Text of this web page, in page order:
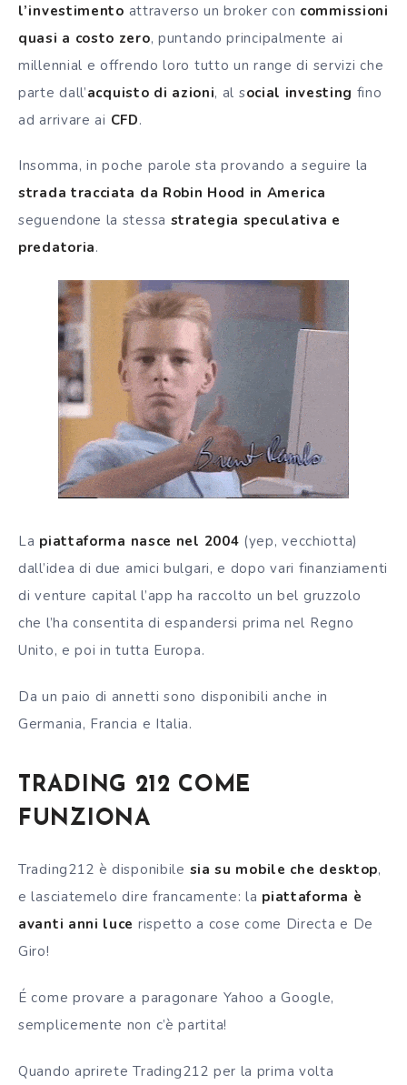
l’investimento attraverso unbroker con commissioni
quasi a costo zero, puntando principalmente ai
millennial e offrendo loro tutto un range di servizi che
parte dall’acquisto di azioni, al social investing fino
ad arrivare ai CFD.
Insomma, in poche parole sta provando a seguire la
strada tracciata da Robin Hood in America
seguendone la stessa strategia speculativa e
predatoria.
La piattaforma nasce nel 2004 (yep, vecchiotta)
dall’idea di due amici bulgari, e dopo vari finanziamenti
di venture capital l’app ha raccolto un bel gruzzolo
che l’ha consentita di espandersi prima nel Regno
Unito, e poi in tutta Europa.
Da un paio di annetti sono disponibili anche in
Germania, Francia e Italia.
TRADING 212 COME
FUNZIONA
Trading212 è disponibile sia su mobile che desktop,
e lasciatemelo dire francamente: la piattaforma è
avanti anni luce rispetto a cose come Directa e De
Giro!
É come provare a paragonare Yahoo a Google,
semplicemente non c’è partita!
Quando aprirete Trading212 per la prima volta